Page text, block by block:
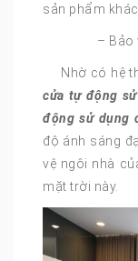
sản phẩm khác.
– Bảo
Nhờ có hệ
cửa tự động
động sử dụng
độ ánh sáng
vệ ngôi nhà
mặt trời này.